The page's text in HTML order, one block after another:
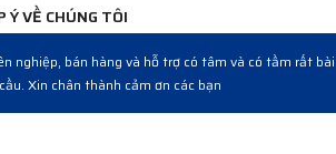
Ý VỀ CHÚNG TÔI
đó mới hiểu đó là cách làm chuyên nghiệp. Sản phẩm
và sau bán hàng chuyên nghiệp.